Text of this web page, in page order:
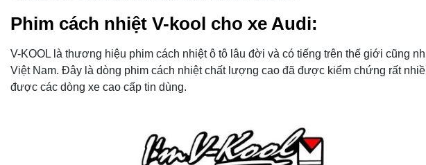
Phim cách nhiệt V-kool cho xe Audi:
V-KOOL là thương hiệu phim cách nhiệt ô tô lâu đời và có tiếng trên thế giới cũng
Việt Nam. Đây là dòng phim cách nhiệt chất lượng cao đã được kiểm chứng rất
được các dòng xe cao cấp tin dùng.